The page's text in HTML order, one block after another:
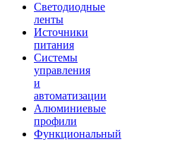
Светодиодные
ленты
Источники
питания
Системы
управления
и
автоматизации
Алюминиевые
профили
Функциональный